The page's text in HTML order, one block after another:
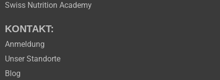
Swiss Nutrition Academy
KONTAKT:
Anmeldung
Unser Standorte
Blog